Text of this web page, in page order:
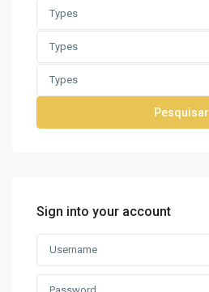
Types
Types
Types
Pesquisar
Sign into your account